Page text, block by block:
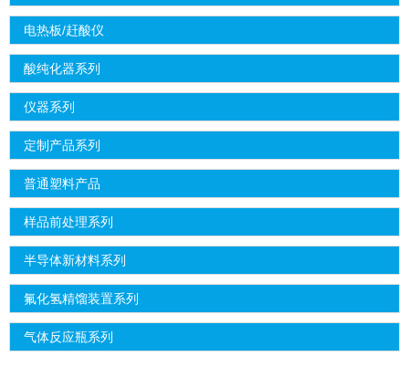
电热板/赶酸仪
酸纯化器系列
仪器系列
定制产品系列
普通塑料产品
样品前处理系列
半导体新材料系列
氟化氢精馏装置系列
气体反应瓶系列